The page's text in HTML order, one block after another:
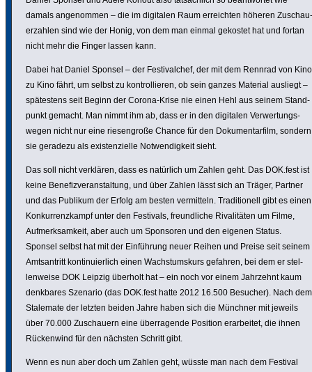
damals ange­nommen – die im digitalen Raum erreichten höheren Zuschau­
er­zahlen sind wie der Honig, von dem man einmal gekostet hat und fortan
nicht mehr die Finger lassen kann.
Dabei hat Daniel Sponsel – der Festi­val­chef, der mit dem Rennrad von Kino
zu Kino fährt, um selbst zu kontrol­lieren, ob sein ganzes Material ausliegt –
spätes­tens seit Beginn der Corona-Krise nie einen Hehl aus seinem Stand­
punkt gemacht. Man nimmt ihm ab, dass er in den digitalen Verwer­tungs­
wegen nicht nur eine riesen­große Chance für den Doku­men­tar­film, sondern
sie geradezu als exis­ten­zi­elle Notwen­dig­keit sieht.
Das soll nicht verklären, dass es natürlich um Zahlen geht. Das DOK.fest ist
keine Bene­fiz­ver­an­stal­tung, und über Zahlen lässt sich an Träger, Partner
und das Publikum der Erfolg am besten vermit­teln. Tradi­tio­nell gibt es einen
Konkur­renz­kampf unter den Festivals, freund­liche Riva­li­täten um Filme,
Aufmerk­sam­keit, aber auch um Sponsoren und den eigenen Status.
Sponsel selbst hat mit der Einfüh­rung neuer Reihen und Preise seit seinem
Amts­an­tritt konti­nu­ier­lich einen Wachs­tums­kurs gefahren, bei dem er stel­
len­weise DOK Leipzig überholt hat – ein noch vor einem Jahrzehnt kaum
denkbares Szenario (das DOK.fest hatte 2012 16.500 Besucher). Nach dem
Stalemate der letzten beiden Jahre haben sich die Münchner mit jeweils
über 70.000 Zuschauern eine über­ra­gende Position erar­beitet, die ihnen
Rücken­wind für den nächsten Schritt gibt.
Wenn es nun aber doch um Zahlen geht, wüsste man nach dem Festival